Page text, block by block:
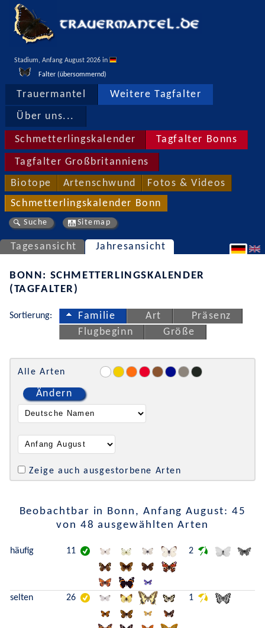
Stadium, Anfang August 2026 in
Falter (übersommernd)
Trauermantel Weitere Tagfalter
Über uns...
Schmetterlingskalender Tagfalter Bonns
Tagfalter Großbritanniens
Biotope Artenschwund Fotos & Videos
Schmetterlingskalender Bonn
Suche Sitemap
Tagesansicht Jahresansicht
BONN: SCHMETTERLINGSKALENDER
(TAGFALTER)
Sortierung: Familie Art
Präsenz
Flugbeginn
Größe
Alle Arten
Ändern
Zeige auch ausgestorbene Arten
Beobachtbar in Bonn, Anfang August: 45
von 48 ausgewählten Arten
häufig 11 2
selten 26 1